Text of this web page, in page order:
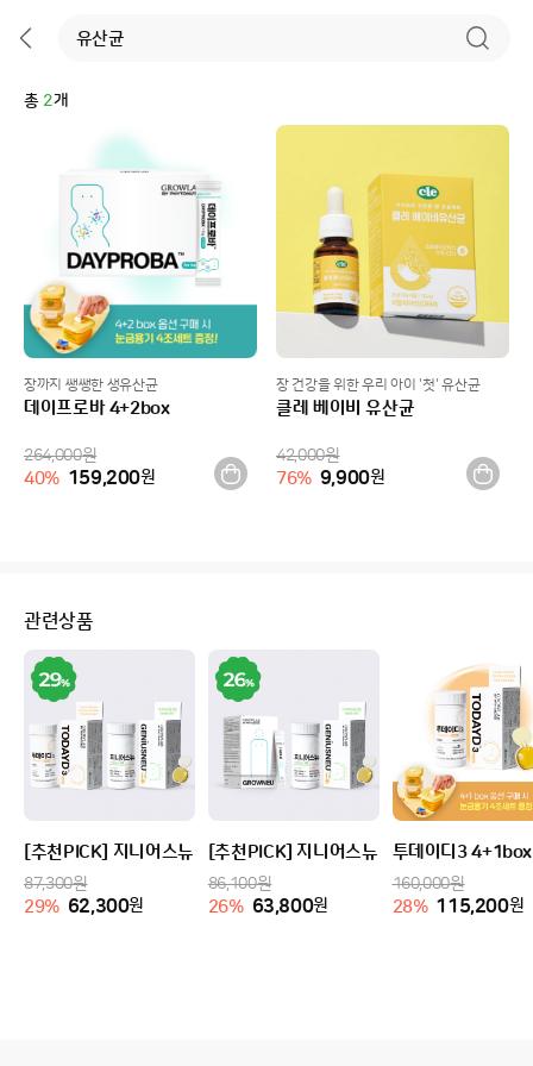
총 2개
장까지 쌩쌩한 생유산균
데이프로바 4+2box
264,000원
40% 159,200원
장 건강을 위한 우리 아이 '첫' 유산균
클레 베이비 유산균
42,000원
76% 9,900원
관련상품
[추천PICK] 지니어스뉴 톡캡스+투데이디3
87,300원
29% 62,300원
[추천PICK] 지니어스뉴 톡캡스+그로우뉴
86,100원
26% 63,800원
투데이디3 4+1box
160,000원
28% 115,200원